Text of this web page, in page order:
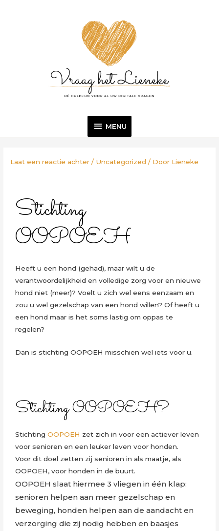
MENU
Laat een reactie achter / Uncategorized / Door Lieneke
Stichting
OOPOEH
Heeft u een hond (gehad), maar wilt u de
verantwoordelijkheid en volledige zorg voor en nieuwe
hond niet (meer)? Voelt u zich wel eens eenzaam en
zou u wel gezelschap van een hond willen? Of heeft u
een hond maar is het soms lastig om oppas te
regelen?
Dan is stichting OOPOEH misschien wel iets voor u.
Stichting OOPOEH?
StichtingOOPOEH zet zich in voor een actiever leven
voor senioren en een leuker leven voor honden.
Voor dit doel zetten zij senioren in als maatje, als
OOPOEH, voor honden in de buurt.
OOPOEH slaat hiermee 3 vliegen in één klap:
senioren helpen aan meer gezelschap en
beweging, honden helpen aan de aandacht en
verzorging die zij nodig hebben en baasjes